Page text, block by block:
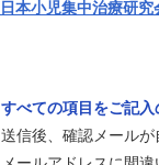
すべての項目をご記
送信後、確認メールが